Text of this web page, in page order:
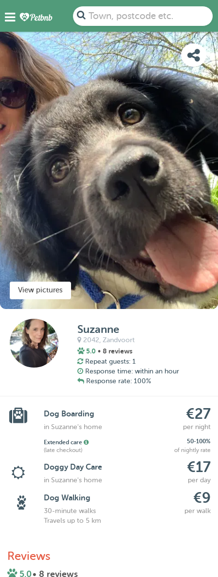
Town, postcode etc.
PHOTOS REVIEWS
View pictures
Suzanne
2042,Zandvoort
5.0 • 8 reviews
Repeat guests: 1
Response time: within an hour
Response rate: 100%
Dog Boarding €27
in Suzanne's home per night
Extended care
50-100%
(late checkout)
of nightly rate
Doggy Day Care €17
in Suzanne's home per day
Dog Walking €9
30-minute walks
per walk
Travels up to 5 km
Reviews
5.0• 8 reviews